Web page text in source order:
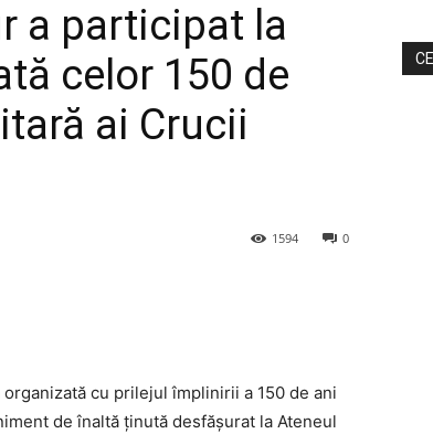
a participat la
celor 150 de
ai Crucii
0
1594
cu prilejul împlinirii a 150 de ani
de înaltă ținută desfășurat la Ateneul